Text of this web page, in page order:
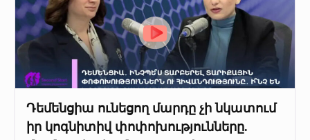
Դեմենցիա ունեցող մարդը չի նկատում
իր կոգնիտիվ փոփոխությունները.